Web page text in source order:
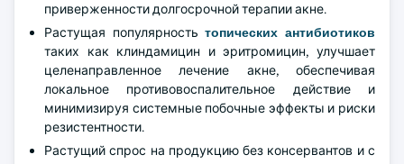
приверженности долгосрочной терапии акне.
Растущая популярностьтопических антибиотиков
таких как клиндамицин и эритромицин, улучшает
целенаправленное лечение акне, обеспечивая
локальное противовоспалительное действие и
минимизируя системные побочные эффекты и риски
резистентности.
Растущий спрос на продукцию без консервантов и с